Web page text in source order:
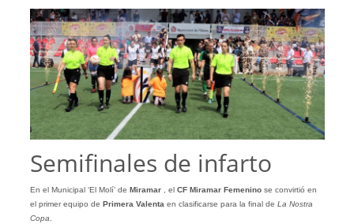
Semifinales de infarto
En el Municipal ‘El Molí’ de Miramar, el CF Miramar Femeninose convirtió en
el primer equipo de Primera Valenta en clasificarse para la final de La Nostra
Copa